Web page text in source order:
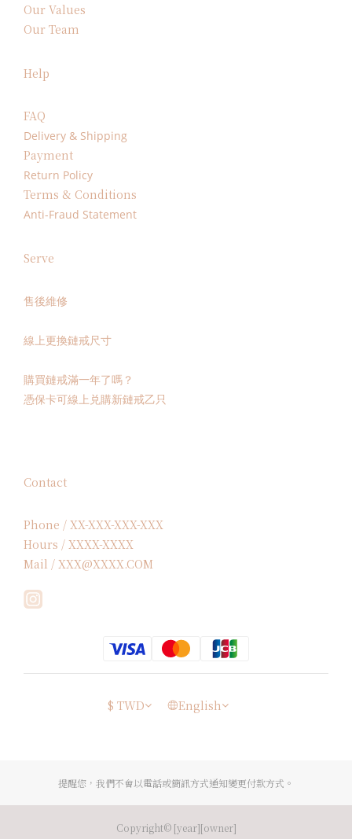
Our Values
Our Team
Help
FAQ
Delivery & Shipping
Payment
Return Policy
Terms & Conditions
Anti-Fraud Statement
Serve
售後維修
線上更換鏈戒尺寸
購買鏈戒滿一年了嗎？
憑保卡可線上兑購新鏈戒乙只
Contact
Phone / XX-XXX-XXX-XXX
Hours / XXXX-XXXX
Mail / XXX@XXXX.COM
$ TWD English
提醒您，我們不會以電話或簡訊方式通知變更付款方式。
Copyright© [year][owner]